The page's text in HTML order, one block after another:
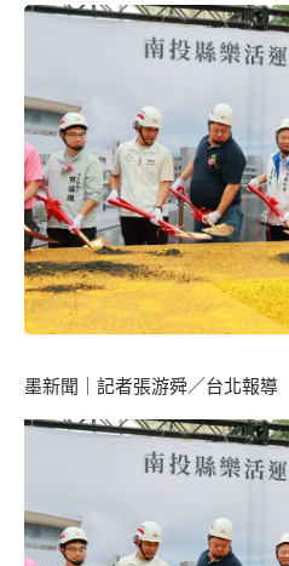
墨新聞 ｜記者張游舜／台北報導